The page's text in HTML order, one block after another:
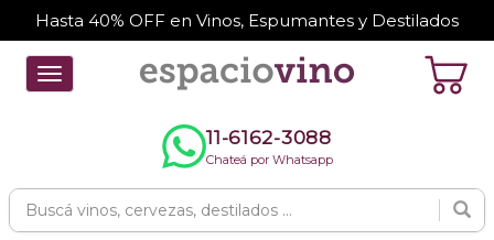
Hasta 40% OFF en Vinos, Espumantes y Destilados
Toggle
navigation
11-6162-3088
Chateá por Whatsapp